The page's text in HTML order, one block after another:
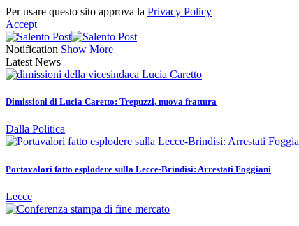
Per usare questo sito approva la Privacy Policy
Accept
Notification Show More
Latest News
Dimissioni di Lucia Caretto: Trepuzzi, nuova frattura
Dalla Politica
Portavalori fatto esplodere sulla Lecce-Brindisi: Arrestati Foggiani
Lecce